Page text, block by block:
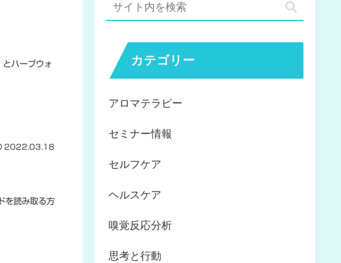
ハーブウォ
2022.03.18
を読み取る方
カテゴリー
アロマテラピー
セミナー情報
セルフケア
ヘルスケア
嗅覚反応分析
思考と行動